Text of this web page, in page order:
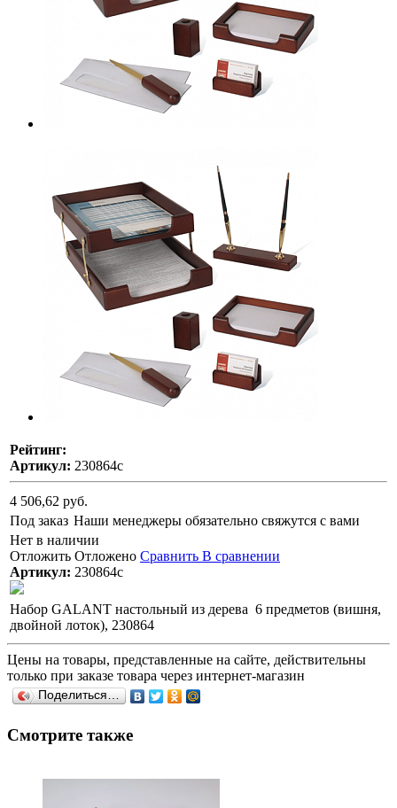
Рейтинг:
Артикул: 230864с
4 506,62 руб.
Под заказ Наши менеджеры обязательно свяжутся с вами
Нет в наличии
Отложить Отложено Сравнить В сравнении
Артикул: 230864с
Набор GALANT настольный из дерева 6 предметов (вишня,
двойной лоток), 230864
Цены на товары, представленные на сайте, действительны
только при заказе товара через интернет-магазин
Поделиться…
Смотрите также